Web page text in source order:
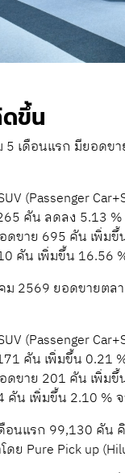
ขึ้น
เดือนแรก มียอดขา
(Passenger
คัน ลดลง 5.13
ดขาย 695 คัน เพิ่ม
คัน เพิ่มขึ้น 16.56
2569 ยอดขายตล
(Passenger
คัน เพิ่มขึ้น 0.21
ดขาย 201 คัน เพิ่ม
คัน เพิ่มขึ้น 2.10 %
อนแรก 99,130 คัน
Pure Pick up